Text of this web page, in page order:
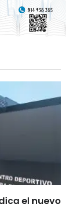
el nuevo